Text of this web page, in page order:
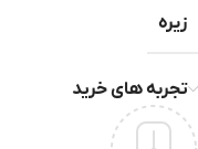
زیره
تجربه های خرید